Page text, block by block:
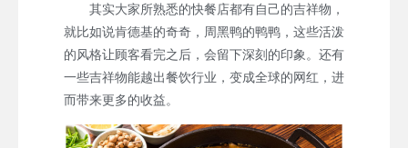
其实大家所熟悉的快餐店都有自己的吉祥物，
就比如说肯德基的奇奇，周黑鸭的鸭鸭，这些活泼
的风格让顾客看完之后，会留下深刻的印象。还有
一些吉祥物能越出餐饮行业，变成全球的网红，进
而带来更多的收益。